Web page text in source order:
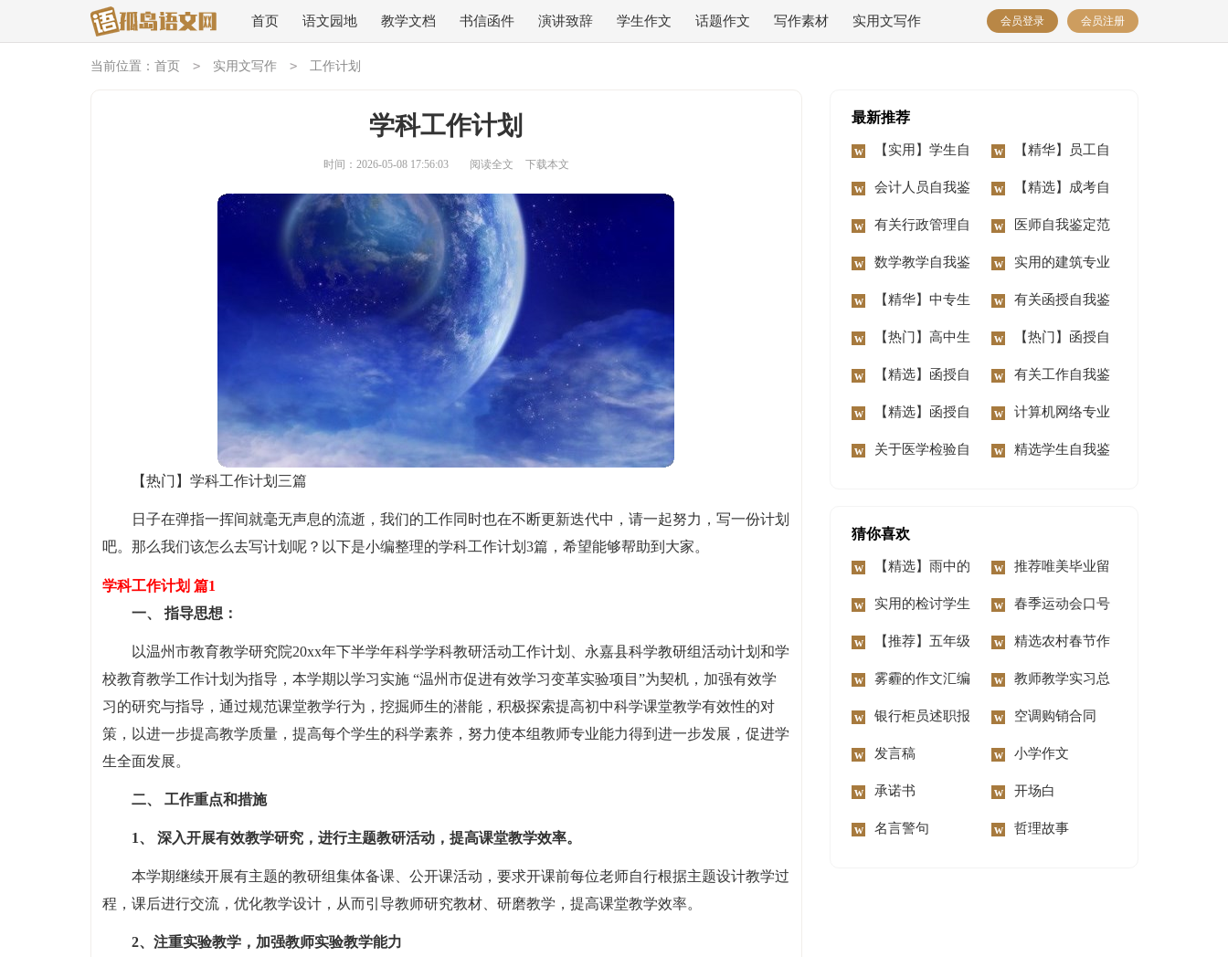
首页 语文园地 教学文档 书信函件 演讲致辞 学生作文 话题作文 写作素材 实用文写作 会员登录 会员注册
当前位置： 首页 > 实用文写作 > 工作计划
学科工作计划
时间：2026-05-08 17:56:03 阅读全文 下载本文
【热门】学科工作计划三篇
日子在弹指一挥间就毫无声息的流逝，我们的工作同时也在不断更新迭代中，请一起努力，写一份计划
吧。那么我们该怎么去写计划呢？以下是小编整理的学科工作计划3篇，希望能够帮助到大家。
学科工作计划 篇1
一、 指导思想：
以温州市教育教学研究院20xx年下半学年科学学科教研活动工作计划、永嘉县科学教研组活动计划和学
校教育教学工作计划为指导，本学期以学习实施 “温州市促进有效学习变革实验项目”为契机，加强有效学
习的研究与指导，通过规范课堂教学行为，挖掘师生的潜能，积极探索提高初中科学课堂教学有效性的对
策，以进一步提高教学质量，提高每个学生的科学素养，努力使本组教师专业能力得到进一步发展，促进学
生全面发展。
二、 工作重点和措施
1、 深入开展有效教学研究，进行主题教研活动，提高课堂教学效率。
本学期继续开展有主题的教研组集体备课、公开课活动，要求开课前每位老师自行根据主题设计教学过
程，课后进行交流，优化教学设计，从而引导教师研究教材、研磨教学，提高课堂教学效率。
2、注重实验教学，加强教师实验教学能力
最新推荐
【实用】学生自
我鉴定汇总7篇
【精华】员工自
我鉴定模板8篇
会计人员自我鉴
定
【精选】成考自
我鉴定4篇
有关行政管理自
我鉴定合集7篇
医师自我鉴定范
文集合10篇
数学教学自我鉴
定
实用的建筑专业
自我鉴定3篇
【精华】中专生
自我鉴定10篇
有关函授自我鉴
定集合6篇
【热门】高中生
自我鉴定范文合集十
篇
【热门】函授自
我鉴定集合9篇
【精选】函授自
我鉴定3篇
有关工作自我鉴
定四篇
【精选】函授自
我鉴定6篇
计算机网络专业
毕业生自我鉴定
关于医学检验自 精选学生自我鉴
猜你喜欢
【精选】雨中的
感动的作文合集9篇
推荐唯美毕业留
言大全（精选70
句）
实用的检讨学生
的检讨书范文汇总九
篇
春季运动会口号
【推荐】五年级
优秀作文汇总5篇
精选农村春节作
文合集八篇
雾霾的作文汇编
4篇
教师教学实习总
结
银行柜员述职报
告
空调购销合同
发言稿 小学作文
承诺书 开场白
名言警句 哲理故事